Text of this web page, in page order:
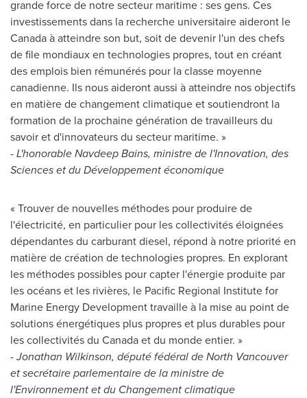
grande force de notre secteur maritime : ses gens. Ces
investissements dans la recherche universitaire aideront le
Canadaà atteindre son but, soit de devenir l'un des chefs
de file mondiaux en technologies propres, tout en créant
des emplois bien rémunérés pour la classe moyenne
canadienne. Ils nous aideront aussi à atteindre nos objectifs
en matière de changement climatique et soutiendront la
formation de la prochaine génération de travailleurs du
savoir et d'innovateurs du secteur maritime. »
-L'honorableNavdeep Bains, ministre de l'Innovation, des
Sciences et du Développement économique
« Trouver de nouvelles méthodes pour produire de
l'électricité, en particulier pour les collectivités éloignées
dépendantes du carburant diesel, répond à notre priorité en
matière de création de technologies propres. En explorant
les méthodes possibles pour capter l'énergie produite par
les océans et les rivières, le Pacific Regional Institute for
Marine Energy Development travaille à la mise au point de
solutions énergétiques plus propres et plus durables pour
les collectivités du Canadaet du monde entier. »
-Jonathan Wilkinson, député fédéral deNorth Vancouver
et secrétaire parlementaire de la ministre de
l'Environnement et du Changement climatique